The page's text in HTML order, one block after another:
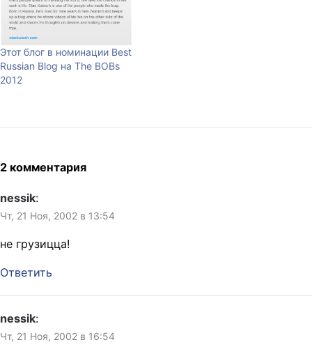
Этот блог в номинации Best
Russian Blog на The BOBs
2012
2 комментария
nessik:
Чт, 21 Ноя, 2002 в 13:54
не грузицца!
Ответить
nessik:
Чт, 21 Ноя, 2002 в 16:54